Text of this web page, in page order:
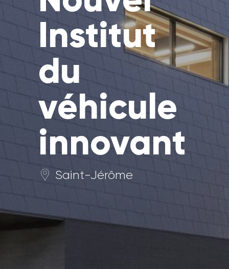
Institut
du
véhicule
innovant
Saint-Jérôme